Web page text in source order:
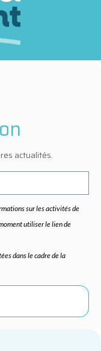
actualités.
sur les activités de
utiliser le lien de
dans le cadre de la